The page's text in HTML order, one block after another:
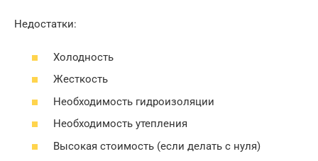
Недостатки:
Холодность
Жесткость
Необходимость гидроизоляции
Необходимость утепления
Высокая стоимость (если делать с нуля)